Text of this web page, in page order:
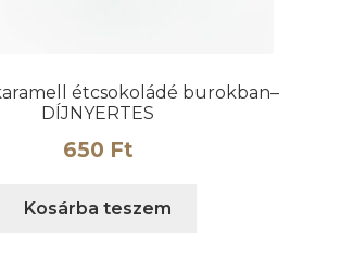
étcsokoládé burokban–
DÍJNYERTES
650 Ft
Kosárba teszem